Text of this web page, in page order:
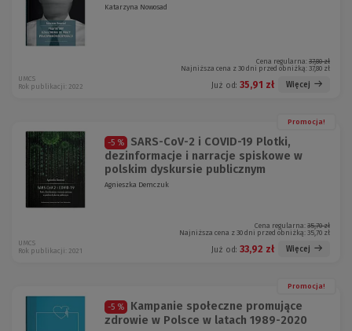
Katarzyna Nowosad
Cena regularna: 37,80 zł
Najniższa cena z 30 dni przed obniżką: 37,80 zł
Już od: 35,91 zł Więcej
UMCS
Rok publikacji: 2022
Promocja!
-5 %
SARS-CoV-2 i COVID-19 Plotki,
dezinformacje i narracje spiskowe w
polskim dyskursie publicznym
Agnieszka Demczuk
Cena regularna: 35,70 zł
Najniższa cena z 30 dni przed obniżką: 35,70 zł
Już od: 33,92 zł Więcej
UMCS
Rok publikacji: 2021
Promocja!
-5 %
Kampanie społeczne promujące
zdrowie w Polsce w latach 1989-2020